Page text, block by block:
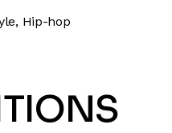
Hip-hop